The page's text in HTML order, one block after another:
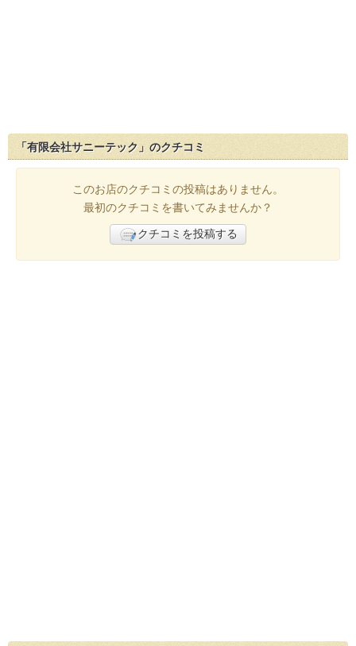
「有限会社サニーテック」のクチコミ
このお店のクチコミの投稿はありません。
最初のクチコミを書いてみませんか？
クチコミを投稿する